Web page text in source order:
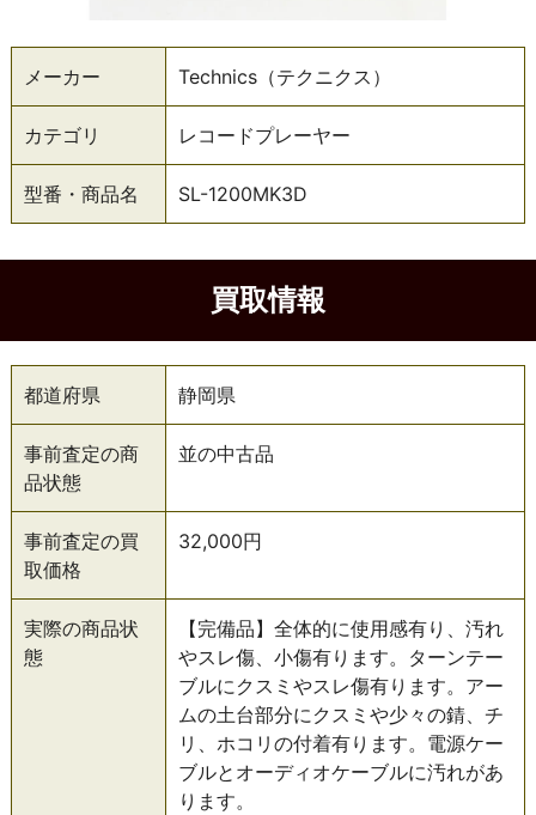
メーカー Technics（テクニクス）
カテゴリ レコードプレーヤー
型番・商品名 SL-1200MK3D
買取情報
都道府県 静岡県
事前査定の商
品状態
並の中古品
事前査定の買
取価格
32,000円
実際の商品状
態
【完備品】全体的に使用感有り、汚れ
やスレ傷、小傷有ります。ターンテー
ブルにクスミやスレ傷有ります。アー
ムの土台部分にクスミや少々の錆、チ
リ、ホコリの付着有ります。電源ケー
ブルとオーディオケーブルに汚れがあ
ります。